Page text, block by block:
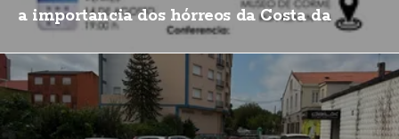
a importancia dos hórreos da Costa da